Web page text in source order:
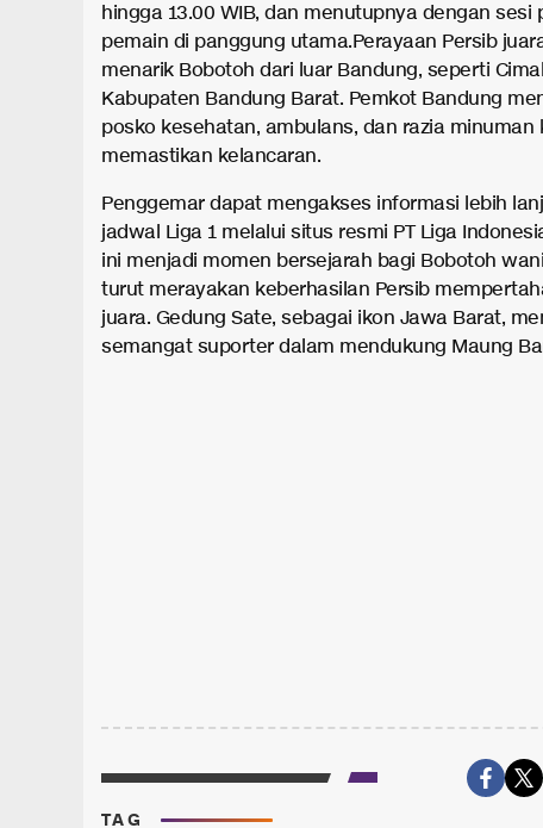
hingga 13.00 WIB, dan menutupnya dengan sesi
pemain di panggung utama.Perayaan Persib
menarik Bobotoh dari luar Bandung, seperti
Kabupaten Bandung Barat. Pemkot Bandung
posko kesehatan, ambulans, dan razia minuman
memastikan kelancaran.
Penggemar dapat mengakses informasi lebih
jadwal Liga 1 melalui situs resmi PT Liga
ini menjadi momen bersejarah bagi Bobotoh
turut merayakan keberhasilan Persib
juara. Gedung Sate, sebagai ikon Jawa Barat,
semangat suporter dalam mendukung Maung
TAG